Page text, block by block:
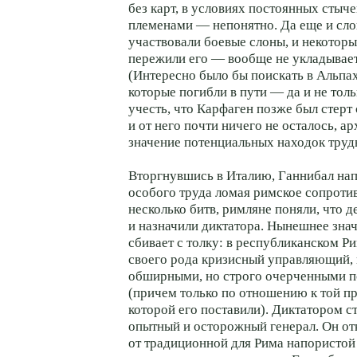
без карт, в условиях постоянных
племенами — непонятно. Да еще и
участвовали боевые слоны, и
пережили его — вообще не
(Интересно было бы поискать в
которые погибли в пути — да и не
учесть, что Карфаген позже был стерт
и от него почти ничего не осталось,
значение потенциальных находок
Вторгнувшись в Италию, Ганнибал
особого труда ломая римское
несколько битв, римляне поняли, что
и назначили диктатора. Нынешнее
сбивает с толку: в республиканском
своего рода кризисный управляющий,
обширными, но строго очерченными
(причем только по отношению к той
которой его поставили). Диктатором
опытный и осторожный генерал. Он
от традиционной для Рима